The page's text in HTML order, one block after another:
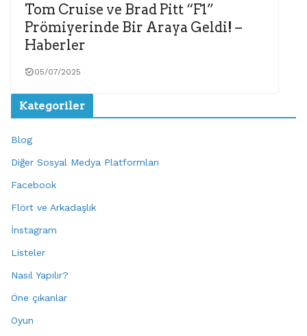
Tom Cruise ve Brad Pitt “F1”
Prömiyerinde Bir Araya Geldi! –
Haberler
05/07/2025
Kategoriler
Blog
Diğer Sosyal Medya Platformları
Facebook
Flört ve Arkadaşlık
İnstagram
Listeler
Nasıl Yapılır?
Öne çıkanlar
Oyun